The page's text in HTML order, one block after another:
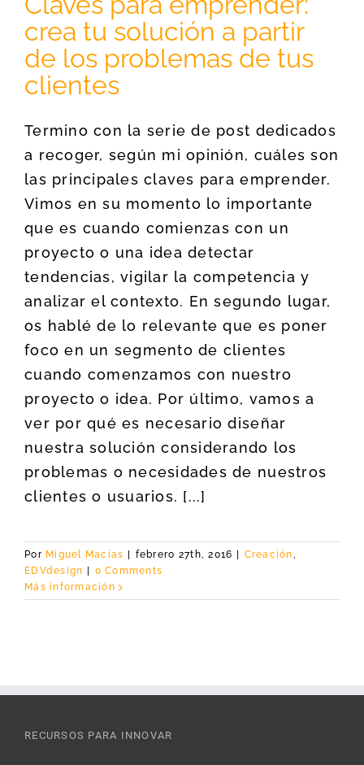
crea tu solución a partir
de los problemas de tus
clientes
Termino con la serie de post dedicados
a recoger, según mi opinión, cuáles son
las principales claves para emprender.
Vimos en su momento lo importante
que es cuando comienzas con un
proyecto o una idea detectar
tendencias, vigilar la competencia y
analizar el contexto. En segundo lugar,
os hablé de lo relevante que es poner
foco en un segmento de clientes
cuando comenzamos con nuestro
proyecto o idea. Por último, vamos a
ver por qué es necesario diseñar
nuestra solución considerando los
problemas o necesidades de nuestros
clientes o usuarios. [...]
Por Miguel Macías febrero 27th, 2016 Creación,
EDVdesign
0 Comments
Más información
RECURSOS PARA INNOVAR